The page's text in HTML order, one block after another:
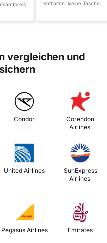
enthalten: kleine Tasche
vergleichen und
Condor
Corendon
Airlines
United Airlines
Airlines
Emirates